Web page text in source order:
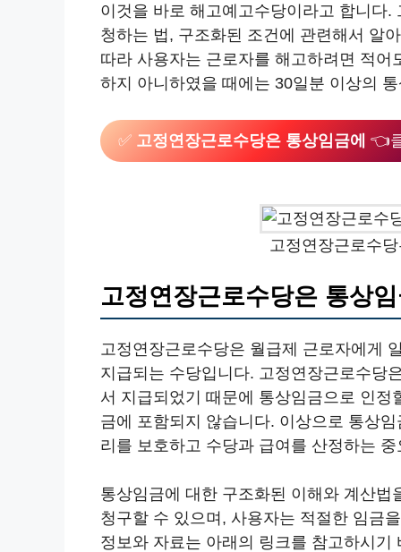
이것을 바로 해고예고수당이라고 합니다
청하는 법, 구조화된 조건에 관련해서 알
따라 사용자는 근로자를 해고하려면 적
하지 아니하였을 때에는 30일분 이상의
✅ 고정연장근로수당은 통상임금에 👈
고정연장근로수
고정연장근로수당은 통상
고정연장근로수당은 월급제 근로자에게
지급되는 수당입니다. 고정연장근로수당
서 지급되었기 때문에 통상임금으로 인
금에 포함되지 않습니다. 이상으로 통상
리를 보호하고 수당과 급여를 산정하는
통상임금에 대한 구조화된 이해와 계산
청구할 수 있으며, 사용자는 적절한 임금
정보와 자료는 아래의 링크를 참고하시기